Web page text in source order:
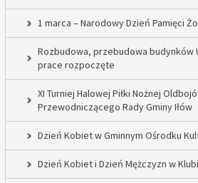
1 marca – Narodowy Dzień Pamięci
Rozbudowa, przebudowa budynków
prace rozpoczęte
XI Turniej Halowej Piłki Nożnej
Przewodniczącego Rady Gminy Iłów
Dzień Kobiet w Gminnym Ośrodku
Dzień Kobiet i Dzień Mężczyzn w